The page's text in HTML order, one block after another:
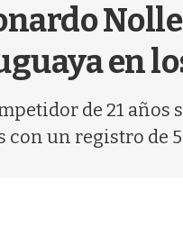
en
de 21 años
con un registro de